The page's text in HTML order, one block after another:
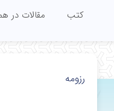
کتب مقالات در
رزومه